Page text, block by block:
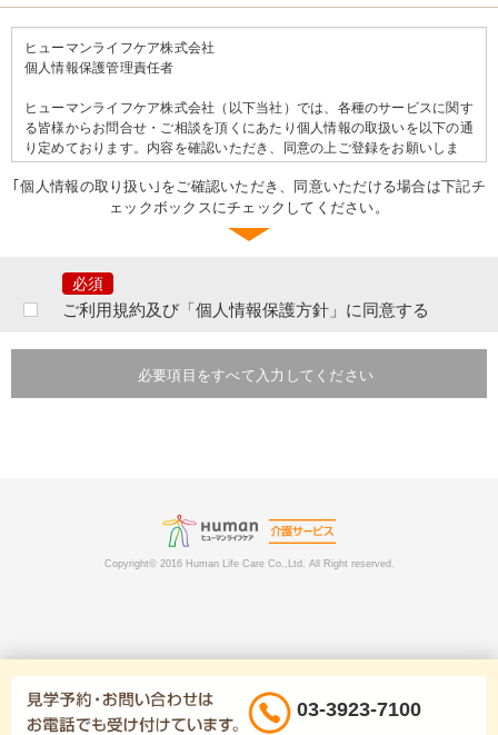
ヒューマンライフケア株式会社
個人情報保護管理責任者
ヒューマンライフケア株式会社（以下当社）では、各種のサービスに関す
る皆様からお問合せ・ご相談を頂くにあたり個人情報の取扱いを以下の通
り定めております。内容を確認いただき、同意の上ご登録をお願いしま
＝＝個人情報の取り扱いについて＝＝
なお、提出いただいた個人情報はご本人の同意なく第三者へ提供すること
はございません。ただし、次のいずれかに該当する場合は提供をすること
あらかじめ、本人に必要事項を明示または通知し、本人の同意を得ている
とき。本人ならびに公衆の生命・健康・財産を脅かす可能性がある場合。
企業や団体等に提供することがあります。また利用者及びその関係者、当
社、その他第三者に損害を生じさせた、あるいは損害を生じさせるおそれ
がある場合は、関係者ないしは関係諸機関へ通報、通知する場合がありま
にはご本人確認をさせていただく場合がございますのでご了承下さい。な
お、やむを得ない事由（パスワードの失念等）により、開示等ができない
場合は、お問い合わせにより所定の手続きをご案内いたします。ただし、
｢個人情報の取り扱い｣をご確認いただき、同意いただける場合は下記チ
ェックボックスにチェックしてください。
ご利用規約及び「個人情報保護方針」に同意する
必要項目をすべて入力してください
03-3923-7100
Copyright© 2016 Human Life Care Co.,Ltd. All Right reserved.